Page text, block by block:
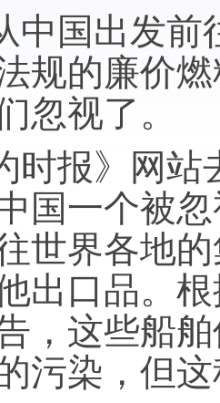
中国出发
规的廉价
忽视了。
时报》网站
国一个被
世界各地
出口品。
，这些船
污染，但